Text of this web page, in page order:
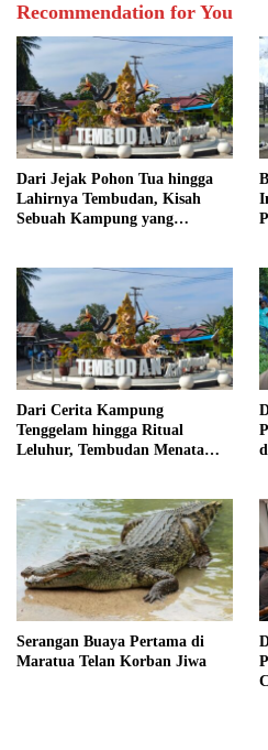
Recommendation for You
Dari Jejak Pohon Tua hingga
Lahirnya Tembudan, Kisah
Sebuah Kampung yang
Dari Cerita Kampung
Tenggelam hingga Ritual
Leluhur, Tembudan Menata
Serangan Buaya Pertama di
Maratua Telan Korban Jiwa